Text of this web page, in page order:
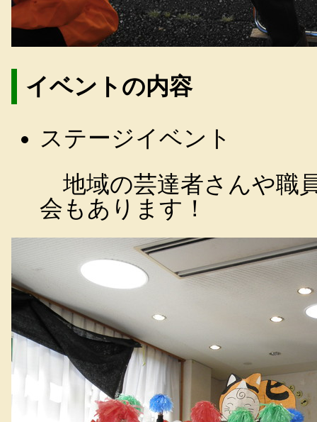
イベントの内容
ステージイベント
地域の芸達者さんや職
会もあります！